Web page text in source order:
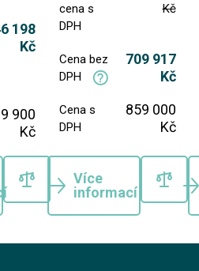
198
Kč
900
Kč
cena s
DPH
Kč
Cena bez
DPH
709 917
Kč
Cena s
DPH
859 000
Kč
Více
informací